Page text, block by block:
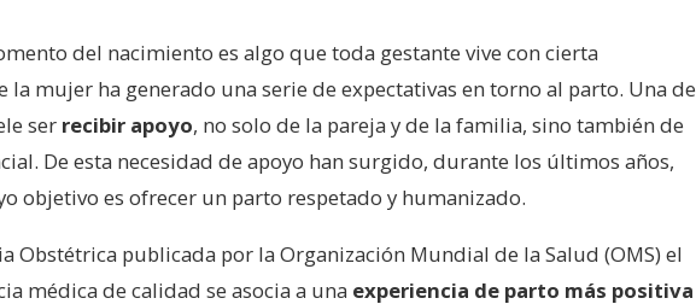
del nacimiento es algo que toda gestante vive con cierta
la mujer ha generado una serie de expectativas en torno al parto. Una de
ser recibir apoyo, no solo de la pareja y de la familia, sino también de
De esta necesidad de apoyo han surgido, durante los últimos años,
objetivo es ofrecer un parto respetado y humanizado.
Obstétrica publicada por la Organización Mundial de la Salud (OMS) el
médica de calidad se asocia a una experiencia de parto más positiva